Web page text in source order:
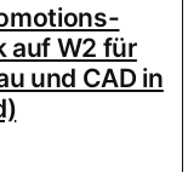
auf W2 für
und CAD in